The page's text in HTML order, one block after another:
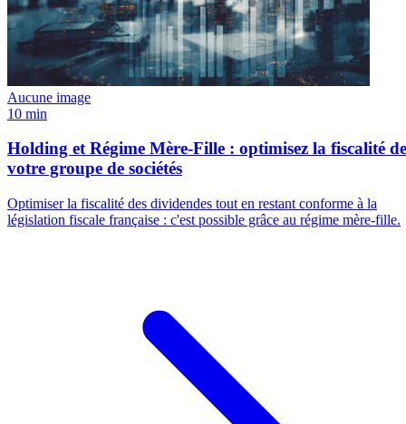
Aucune image
10 min
Holding et Régime Mère-Fille : optimisez la fiscalité de
votre groupe de sociétés
Optimiser la fiscalité des dividendes tout en restant conforme à la
législation fiscale française : c'est possible grâce au régime mère-fille.